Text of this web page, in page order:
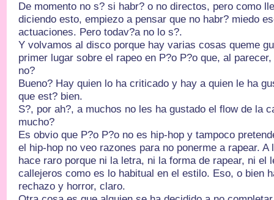
De momento no s? si habr? o no directos, pero como
diciendo esto, empiezo a pensar que no habr? miedo
actuaciones. Pero todav?a no lo s?.
Y volvamos al disco porque hay varias cosas queme
primer lugar sobre el rapeo en P?o P?o que, al
no?
Bueno? Hay quien lo ha criticado y hay a quien le ha
que est? bien.
S?, por ah?, a muchos no les ha gustado el flow de la
mucho?
Es obvio que P?o P?o no es hip-hop y tampoco
el hip-hop no veo razones para no ponerme a rapear.
hace raro porque ni la letra, ni la forma de rapear, ni el
callejeros como es lo habitual en el estilo. Eso, o bien
rechazo y horror, claro.